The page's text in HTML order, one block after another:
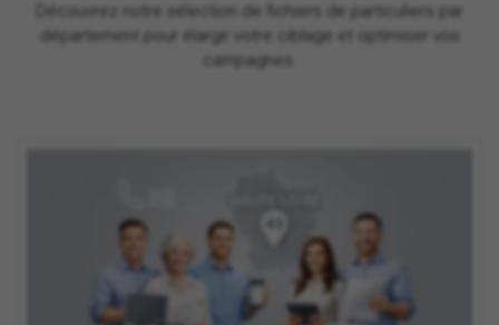
Découvrez notre sélection de fichiers de particuliers par
département pour élargir votre ciblage et optimiser vos
campagnes.